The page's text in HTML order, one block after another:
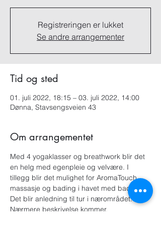
Registreringen er lukket
Se andre arrangementer
Tid og sted
01. juli 2022, 18:15 – 03. juli 2022, 14:00
Dønna, Stavsengsveien 43
Om arrangementet
Med 4 yogaklasser og breathwork blir det
en helg med egenpleie og velvære. I
tillegg blir det mulighet for AromaTouch
massasje og bading i havet med badstue.​
Det blir anledning til tur i nærområdet.
Nærmere beskrivelse kommer.